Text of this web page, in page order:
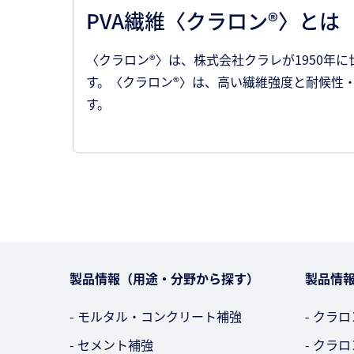
PVA繊維〈クラロン®〉とは
〈クラロン®〉は、株式会社クラレが1950年
す。〈クラロン®〉は、高い繊維強度と耐候
す。
製品情報（用途・分野から探す）
- モルタル・コンクリート補強
- セメント補強
製品情
- クラロ
- クラ